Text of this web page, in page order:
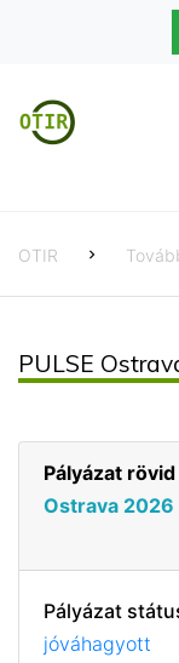
OTIR
PULSE
Pályázat
Ostrava 2026
Pályázat
jóváhagyott